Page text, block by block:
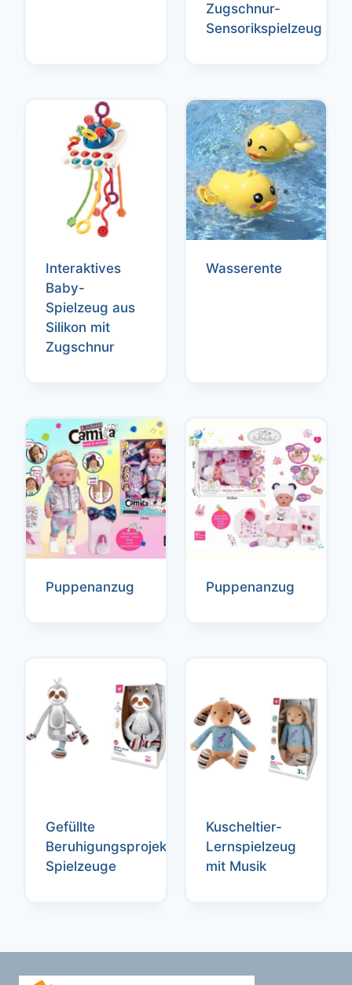
Zugschnur-
Sensorikspielzeug
Interaktives
Baby-
Spielzeug aus
Silikon mit
Zugschnur
Wasserente
Puppenanzug Puppenanzug
Gefüllte
Beruhigungsprojektor-
Spielzeuge
Kuscheltier-
Lernspielzeug
mit Musik